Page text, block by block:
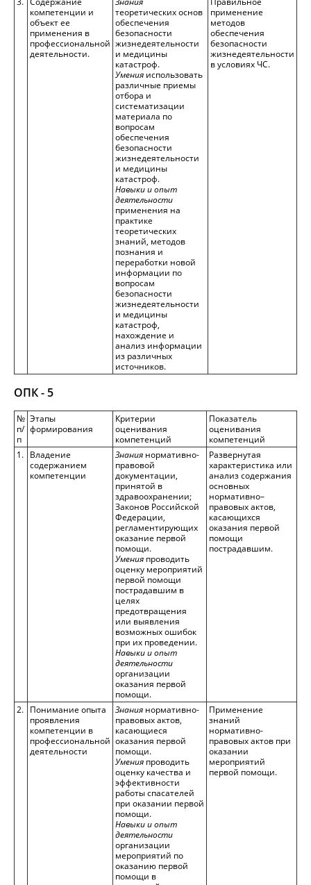
компетенции и
объект ее
применения в
профессиональной
деятельности.
теоретических основ
обеспечения
безопасности
жизнедеятельности
и медицины
катастроф.
Умения использовать
различные приемы
отбора и
систематизации
материала по
вопросам
обеспечения
безопасности
жизнедеятельности
и медицины
катастроф.
Навыки и опыт
деятельности
применения на
практике
теоретических
знаний, методов
познания и
переработки новой
информации по
вопросам
безопасности
жизнедеятельности
и медицины
катастроф,
нахождение и
анализ информации
из различных
источников.
применение
методов
обеспечения
безопасности
жизнедеятельности
в условиях ЧС.
ОПК - 5
№
п/
п
Этапы
формирования
Критерии
оценивания
компетенций
Показатель
оценивания
компетенций
1. Владение
содержанием
компетенции
Знания нормативно-
правовой
документации,
принятой в
здравоохранении;
Законов Российской
Федерации,
регламентирующих
оказание первой
помощи.
Умения проводить
оценку мероприятий
первой помощи
пострадавшим в
целях
предотвращения
или выявления
возможных ошибок
при их проведении.
Навыки и опыт
деятельности
организации
оказания первой
помощи.
Развернутая
характеристика или
анализ содержания
основных
нормативно–
правовых актов,
касающихся
оказания первой
помощи
пострадавшим.
2. Понимание опыта
проявления
компетенции в
профессиональной
деятельности
Знания нормативно-
правовых актов,
касающиеся
оказания первой
помощи.
Умения проводить
оценку качества и
эффективности
работы спасателей
при оказании первой
помощи.
Навыки и опыт
деятельности
организации
мероприятий по
оказанию первой
помощи в
Применение
знаний
нормативно-
правовых актов при
оказании
мероприятий
первой помощи.